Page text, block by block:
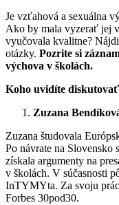
Je vzťahová a sexuálna
Ako by mala vyzerať jej
vyučovala kvalitne?
otázky. Pozrite si
výchova v školách.
Koho uvidíte
Zuzana
Zuzana študovala
Po návrate na Slovensko
získala argumenty na
v školách. V súčasnosti
InTYMYta. Za svoju
Forbes 30pod30.